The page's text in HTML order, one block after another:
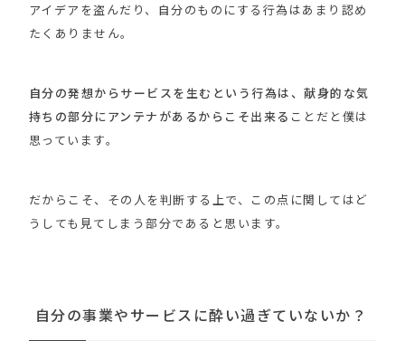
アイデアを盗んだり、自分のものにする行為はあまり認め
たくありません。
自分の発想からサービスを生むという行為は、献身的な気
持ちの部分にアンテナがあるからこそ出来る ことだと僕は
思っています。
だからこそ、その人を判断する上で、この点に関してはど
うしても見てしまう部分であると思います。
自分の事業やサービスに酔い過ぎていないか？